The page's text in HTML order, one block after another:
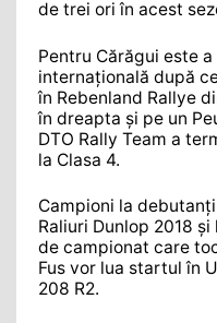
de trei ori în acest
Pentru Cărăgui este
internațională după
în Rebenland Rallye
în dreapta și pe un
DTO Rally Team a
la Clasa 4.
Campioni la
Raliuri Dunlop 2018
de campionat care
Fus vor lua startul în
208 R2.